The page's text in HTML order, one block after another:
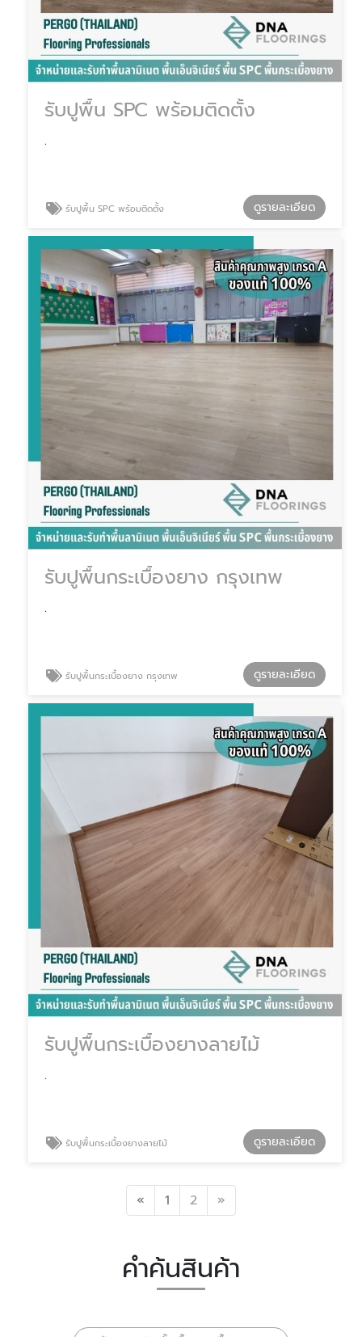
รับปูพื้น SPC พร้อมติดตั้ง
.
รับปูพื้น SPC พร้อมติดตั้ง ดูรายละเอียด
รับปูพื้นกระเบื้องยาง กรุงเทพ
.
รับปูพื้นกระเบื้องยาง กรุงเทพ ดูรายละเอียด
รับปูพื้นกระเบื้องยางลายไม้
.
รับปูพื้นกระเบื้องยางลายไม้ ดูรายละเอียด
« Previous
1 2 »
คำค้นสินค้า